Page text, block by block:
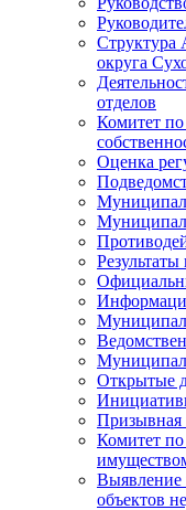
Структура
округа
отделов
Комитет
Оценка
Открытые
Призывная
Комитет
Выявление
объектов